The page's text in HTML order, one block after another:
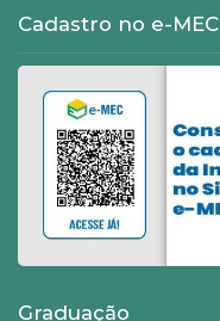
Cadastro no e-MEC
Graduação